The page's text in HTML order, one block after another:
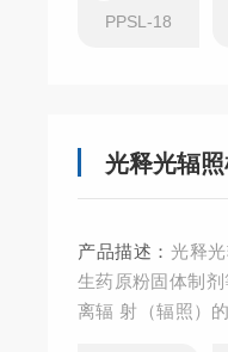
照中药的光释光
PPSL-18
光释光辐
产品描述： 光释
生药原粉固体制
离辐 射（辐照）